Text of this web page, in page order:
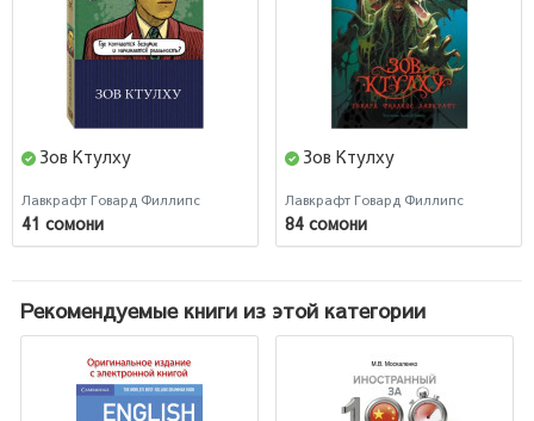
Зов Ктулху
Лавкрафт Говард Филлипс
41 сомони
Зов Ктулху
Лавкрафт Говард Филлипс
84 сомони
Рекомендуемые книги из этой категории